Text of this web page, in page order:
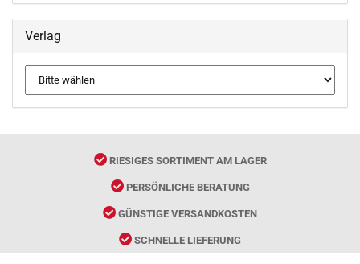
Verlag
RIESIGES SORTIMENT AM LAGER
PERSÖNLICHE BERATUNG
GÜNSTIGE VERSANDKOSTEN
SCHNELLE LIEFERUNG